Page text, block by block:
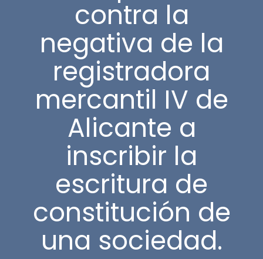
contra la
negativa de la
registradora
mercantil IV de
Alicante a
inscribir la
escritura de
constitución de
una sociedad.